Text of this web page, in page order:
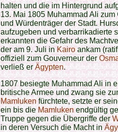
halten und die im Hintergrund
13. Mai 1805 Muhammad Ali
und Würdenträger der Stadt.
aufzugeben und verbarrikadierte
erkannten die Gefahr des
der am 9. Juli inKairoankam
offiziell zum Gouverneur der
verließ erÄgypten.
1807 besiegte Muhammad Ali in
britische Armee und zwang sie
Mamlukenfürchtete, setzte er
ein bis dieMamlukenendgültig
Truppe gegen die Übergriffe der
in deren Versuch die Macht in